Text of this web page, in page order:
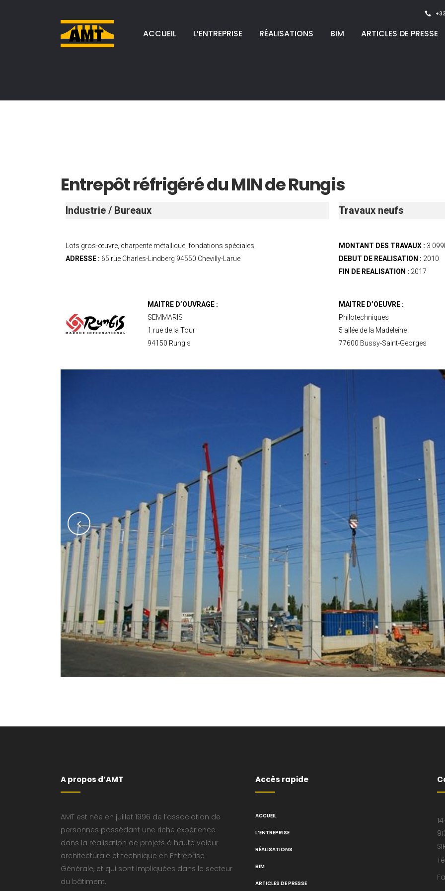
ACCUEIL L’ENTREPRISE RÉALISATIONS BIM ARTICLES DE PRESSE
Entrepôt réfrigéré du MIN de Rungis
Industrie / Bureaux Travaux neufs
Lots gros-œuvre, charpente métallique, fondations spéciales.
ADRESSE : 65 rue Charles-Lindberg 94550 Chevilly-Larue
MONTANT DES TRAVAUX : 3
DEBUT DE REALISATION : 2010
FIN DE REALISATION : 2017
MAITRE D’OUVRAGE :
SEMMARIS
1 rue de la Tour
94150 Rungis
MAITRE D’OEUVRE :
Philotechniques
5 allée de la Madeleine
77600 Bussy-Saint-Georges
A propos d’AMT
AMT est née en juillet 1996 de l’association de
personnes possédant une riche expérience
dans la réalisation de projets à haute valeur
architecturale et technique en Entreprise
Générale, et qui sont impliquées dans le secteur
du bâtiment.
Accès rapide
ACCUEIL
L’ENTREPRISE
RÉALISATIONS
BIM
ARTICLES DE PRESSE